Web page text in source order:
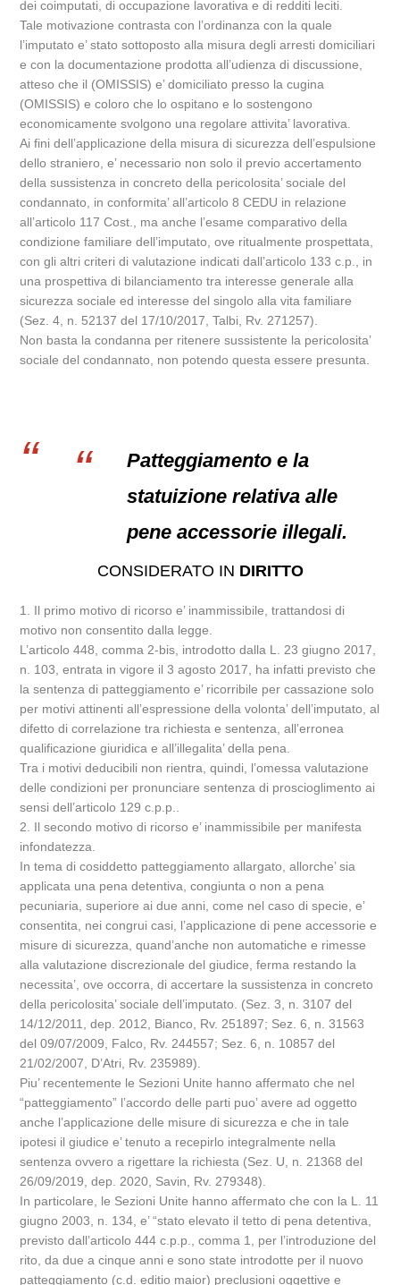
dei coimputati, di occupazione lavorativa e di redditi leciti.
Tale motivazione contrasta con l’ordinanza con la quale
l’imputato e’ stato sottoposto alla misura degli arresti domiciliari
e con la documentazione prodotta all’udienza di discussione,
atteso che il (OMISSIS) e’ domiciliato presso la cugina
(OMISSIS) e coloro che lo ospitano e lo sostengono
economicamente svolgono una regolare attivita’ lavorativa.
Ai fini dell’applicazione della misura di sicurezza dell’espulsione
dello straniero, e’ necessario non solo il previo accertamento
della sussistenza in concreto della pericolosita’ sociale del
condannato, in conformita’ all’articolo 8 CEDU in relazione
all’articolo 117 Cost., ma anche l’esame comparativo della
condizione familiare dell’imputato, ove ritualmente prospettata,
con gli altri criteri di valutazione indicati dall’articolo 133 c.p., in
una prospettiva di bilanciamento tra interesse generale alla
sicurezza sociale ed interesse del singolo alla vita familiare
(Sez. 4, n. 52137 del 17/10/2017, Talbi, Rv. 271257).
Non basta la condanna per ritenere sussistente la pericolosita’
sociale del condannato, non potendo questa essere presunta.
Patteggiamento e la
statuizione relativa alle
pene accessorie illegali.
CONSIDERATO IN DIRITTO
1. Il primo motivo di ricorso e’ inammissibile, trattandosi di
motivo non consentito dalla legge.
L’articolo 448, comma 2-bis, introdotto dalla L. 23 giugno 2017,
n. 103, entrata in vigore il 3 agosto 2017, ha infatti previsto che
la sentenza di patteggiamento e’ ricorribile per cassazione solo
per motivi attinenti all’espressione della volonta’ dell’imputato, al
difetto di correlazione tra richiesta e sentenza, all’erronea
qualificazione giuridica e all’illegalita’ della pena.
Tra i motivi deducibili non rientra, quindi, l’omessa valutazione
delle condizioni per pronunciare sentenza di proscioglimento ai
sensi dell’articolo 129 c.p.p..
2. Il secondo motivo di ricorso e’ inammissibile per manifesta
infondatezza.
In tema di cosiddetto patteggiamento allargato, allorche’ sia
applicata una pena detentiva, congiunta o non a pena
pecuniaria, superiore ai due anni, come nel caso di specie, e’
consentita, nei congrui casi, l’applicazione di pene accessorie e
misure di sicurezza, quand’anche non automatiche e rimesse
alla valutazione discrezionale del giudice, ferma restando la
necessita’, ove occorra, di accertare la sussistenza in concreto
della pericolosita’ sociale dell’imputato. (Sez. 3, n. 3107 del
14/12/2011, dep. 2012, Bianco, Rv. 251897; Sez. 6, n. 31563
del 09/07/2009, Falco, Rv. 244557; Sez. 6, n. 10857 del
21/02/2007, D’Atri, Rv. 235989).
Piu’ recentemente le Sezioni Unite hanno affermato che nel
“patteggiamento” l’accordo delle parti puo’ avere ad oggetto
anche l’applicazione delle misure di sicurezza e che in tale
ipotesi il giudice e’ tenuto a recepirlo integralmente nella
sentenza ovvero a rigettare la richiesta (Sez. U, n. 21368 del
26/09/2019, dep. 2020, Savin, Rv. 279348).
In particolare, le Sezioni Unite hanno affermato che con la L. 11
giugno 2003, n. 134, e’ “stato elevato il tetto di pena detentiva,
previsto dall’articolo 444 c.p.p., comma 1, per l’introduzione del
rito, da due a cinque anni e sono state introdotte per il nuovo
patteggiamento (c.d. editio maior) preclusioni oggettive e